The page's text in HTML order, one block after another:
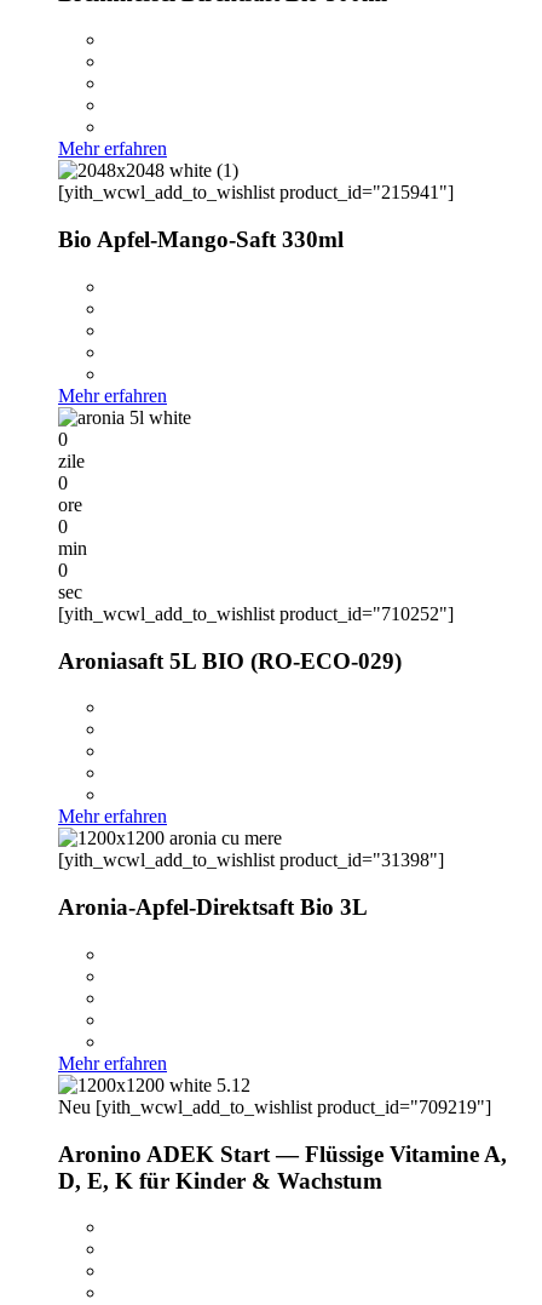
Mehr erfahren
[yith_wcwl_add_to_wishlist product_id="215941"]
Bio Apfel-Mango-Saft 330ml
Mehr erfahren
0
zile
0
ore
0
min
0
sec
[yith_wcwl_add_to_wishlist product_id="710252"]
Aroniasaft 5L BIO (RO-ECO-029)
Mehr erfahren
[yith_wcwl_add_to_wishlist product_id="31398"]
Aronia-Apfel-Direktsaft Bio 3L
Mehr erfahren
Neu [yith_wcwl_add_to_wishlist product_id="709219"]
Aronino ADEK Start — Flüssige Vitamine A,
D, E, K für Kinder & Wachstum